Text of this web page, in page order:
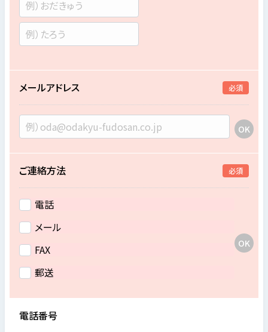
メールアドレス 必須
ご連絡方法 必須
電話
メール
FAX
郵送
電話番号